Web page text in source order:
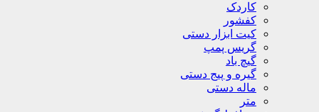
کاردک
کفشور
کیت ابزار دستی
گریس پمپ
گیچ باد
گیره و پیج دستی
ماله دستی
متر